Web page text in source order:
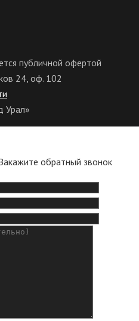
публичной офертой
24, оф. 102
Урал»
обратный звонок